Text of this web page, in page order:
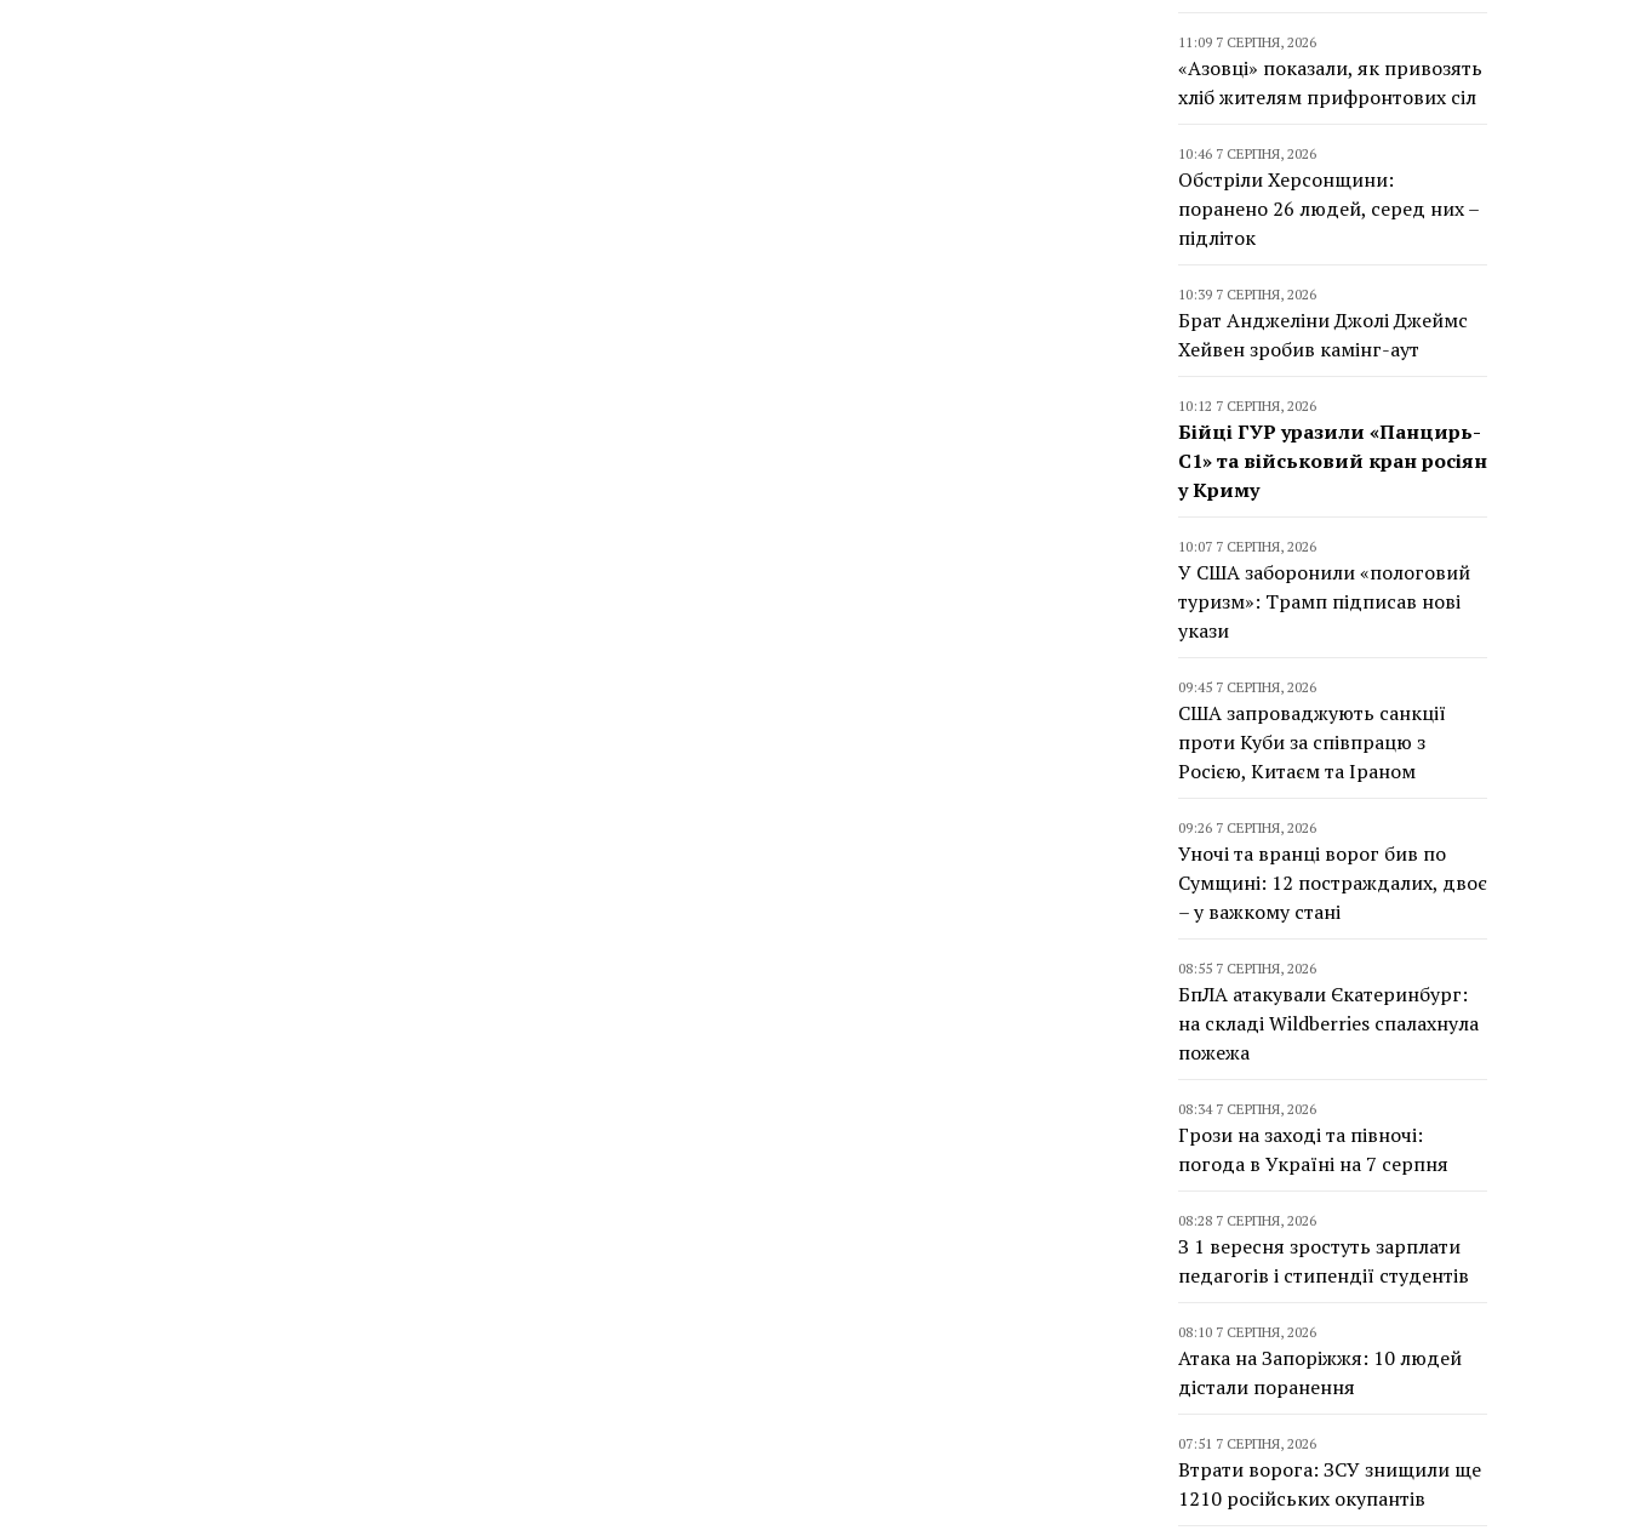
11:09 7 СЕРПНЯ, 2026
«Азовці» показали, як привозять
хліб жителям прифронтових сіл
10:46 7 СЕРПНЯ, 2026
Обстріли Херсонщини:
поранено 26 людей, серед них –
підліток
10:39 7 СЕРПНЯ, 2026
Брат Анджеліни Джолі Джеймс
Хейвен зробив камінг-аут
10:12 7 СЕРПНЯ, 2026
Бійці ГУР уразили «Панцирь-
С1» та військовий кран росіян
у Криму
10:07 7 СЕРПНЯ, 2026
У США заборонили «пологовий
туризм»: Трамп підписав нові
укази
09:45 7 СЕРПНЯ, 2026
США запроваджують санкції
проти Куби за співпрацю з
Росією, Китаєм та Іраном
09:26 7 СЕРПНЯ, 2026
Уночі та вранці ворог бив по
Сумщині: 12 постраждалих, двоє
– у важкому стані
08:55 7 СЕРПНЯ, 2026
БпЛА атакували Єкатеринбург:
на складі Wildberries спалахнула
пожежа
08:34 7 СЕРПНЯ, 2026
Грози на заході та півночі:
погода в Україні на 7 серпня
08:28 7 СЕРПНЯ, 2026
З 1 вересня зростуть зарплати
педагогів і стипендії студентів
08:10 7 СЕРПНЯ, 2026
Атака на Запоріжжя: 10 людей
дістали поранення
07:51 7 СЕРПНЯ, 2026
Втрати ворога: ЗСУ знищили ще
1210 російських окупантів